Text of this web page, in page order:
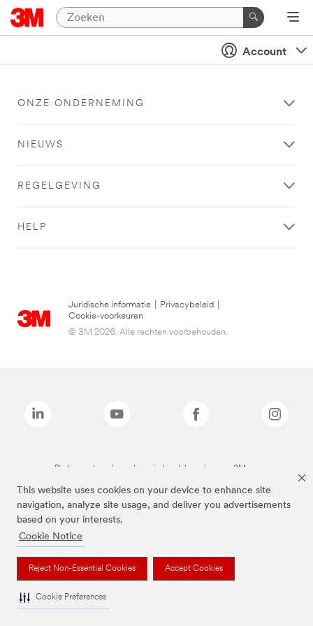
This website uses cookies on your device to enhance site
navigation, analyze site usage, and deliver you advertisements
based on your interests.
Cookie Notice
Reject Non-Essential Cookies Accept Cookies
Cookie Preferences
Account
ONZE ONDERNEMING
NIEUWS
REGELGEVING
HELP
Juridische informatie Privacybeleid
Cookie-voorkeuren
© 3M 2026. Alle rechten voorbehouden.
De bovenstaande merken zijn handelsmerken van 3M.we